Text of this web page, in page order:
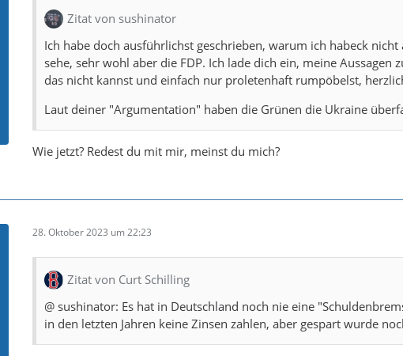
Zitat von sushinator
Ich habe doch ausführlichst geschrieben, warum ich habeck
sehe, sehr wohl aber die FDP. Ich lade dich ein, meine Aussagen
das nicht kannst und einfach nur proletenhaft rumpöbelst,
Laut deiner "Argumentation" haben die Grünen die Ukraine
Wie jetzt? Redest du mit mir, meinst du mich?
28. Oktober 2023 um 22:23
Zitat von Curt Schilling
@ sushinator: Es hat in Deutschland noch nie eine
in den letzten Jahren keine Zinsen zahlen, aber gespart wurde